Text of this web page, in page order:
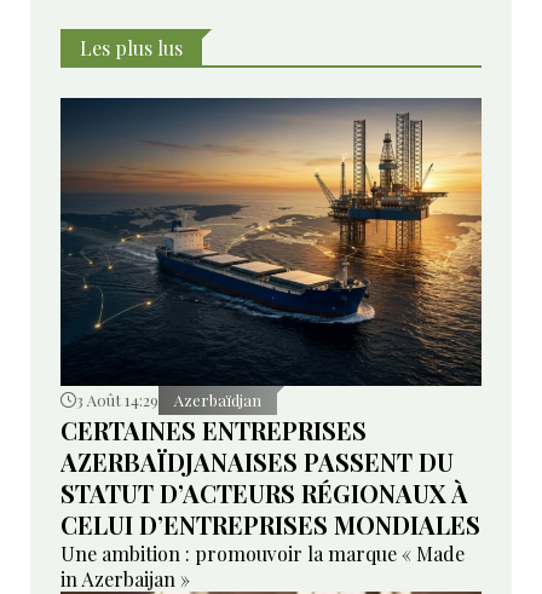
Les plus lus
3 Août 14:29 Azerbaïdjan
CERTAINES ENTREPRISES
AZERBAÏDJANAISES PASSENT DU
STATUT D’ACTEURS RÉGIONAUX À
CELUI D’ENTREPRISES MONDIALES
Une ambition : promouvoir la marque « Made
in Azerbaijan »